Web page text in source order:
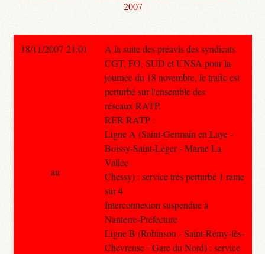
2007
18/11/2007 21:01
A la suite des préavis des syndicats
CGT, FO, SUD et UNSA pour la
journée du 18 novembre, le trafic est
perturbé sur l'ensemble des
réseaux RATP.
RER RATP :
Ligne A (Saint-Germain en Laye -
Boissy-Saint-Léger - Marne La
Vallée
Chessy) : service très perturbé 1 rame
sur 4
Interconnexion suspendue à
Nanterre-Préfecture
Ligne B (Robinson - Saint-Rémy-lès-
Chevreuse - Gare du Nord) : service
au